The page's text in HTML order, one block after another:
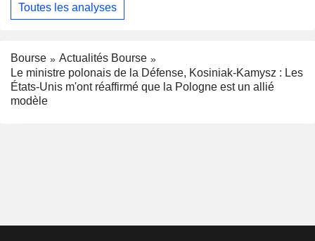
Toutes les analyses
Bourse
Actualités Bourse
Le ministre polonais de la Défense, Kosiniak-Kamysz : Les
États-Unis m'ont réaffirmé que la Pologne est un allié
modèle